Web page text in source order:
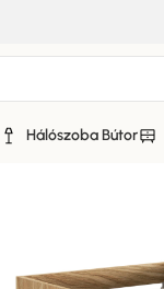
Hálószoba Bútor